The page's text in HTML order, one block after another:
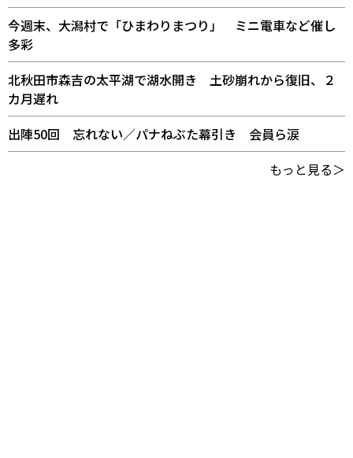
今週末、大潟村で「ひまわりまつり」 ミニ電車など催し
多彩
北秋田市森吉の太平湖で湖水開き 土砂崩れから復旧、２
カ月遅れ
出陣50回 忘れない／パナねぶた幕引き 会員ら涙
もっと見る＞